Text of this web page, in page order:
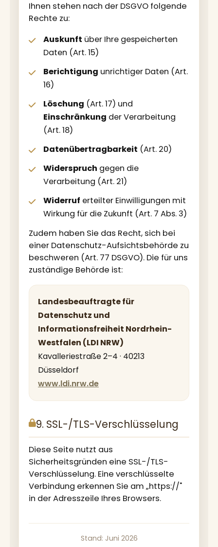
Ihnen stehen nach der DSGVO folgende
Rechte zu:
Auskunft über Ihre gespeicherten
Daten (Art. 15)
Berichtigung unrichtiger Daten (Art.
16)
Löschung (Art. 17) und
Einschränkung der Verarbeitung
(Art. 18)
Datenübertragbarkeit (Art. 20)
Widerspruch gegen die
Verarbeitung (Art. 21)
Widerruf erteilter Einwilligungen mit
Wirkung für die Zukunft (Art. 7 Abs. 3)
Zudem haben Sie das Recht, sich bei
einer Datenschutz-Aufsichtsbehörde zu
beschweren (Art. 77 DSGVO). Die für uns
zuständige Behörde ist:
Landesbeauftragte für
Datenschutz und
Informationsfreiheit Nordrhein-
Westfalen (LDI NRW)
Kavalleriestraße 2–4 · 40213
Düsseldorf
www.ldi.nrw.de
9. SSL-/TLS-Verschlüsselung
Diese Seite nutzt aus
Sicherheitsgründen eine SSL-/TLS-
Verschlüsselung. Eine verschlüsselte
Verbindung erkennen Sie am „https://"
in der Adresszeile Ihres Browsers.
Stand: Juni 2026